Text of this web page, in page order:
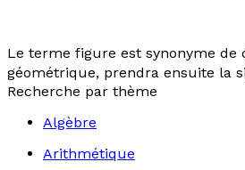
Le terme figure est synonyme de
géométrique, prendra ensuite la
Recherche par thème
Algèbre
Arithmétique